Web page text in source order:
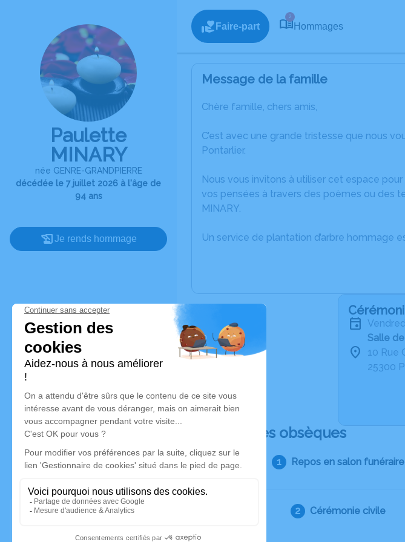
Paulette
MINARY
née GENRE-GRANDPIERRE
décédée le 7 juillet 2026 à l'âge de
94 ans
Je rends hommage
Faire-part
2
Hommages
Message de la famille
Chère famille, chers amis,
C’est avec une grande tristesse que nous
Pontarlier.
Nous vous invitons à utiliser cet espace
vos pensées à travers des poèmes ou des
MINARY.
Un service de plantation d’arbre hommage
Salle
10 Rue
25300
Déroulé des obsèques
Repos en salon funéraire
Cérémonie civile